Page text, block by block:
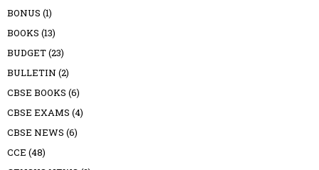
BONUS (1)
BOOKS (13)
BUDGET(23)
BULLETIN (2)
CBSE BOOKS (6)
CBSE EXAMS (4)
CBSE NEWS (6)
CCE (48)